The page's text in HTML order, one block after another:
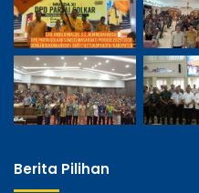
Berita Pilihan